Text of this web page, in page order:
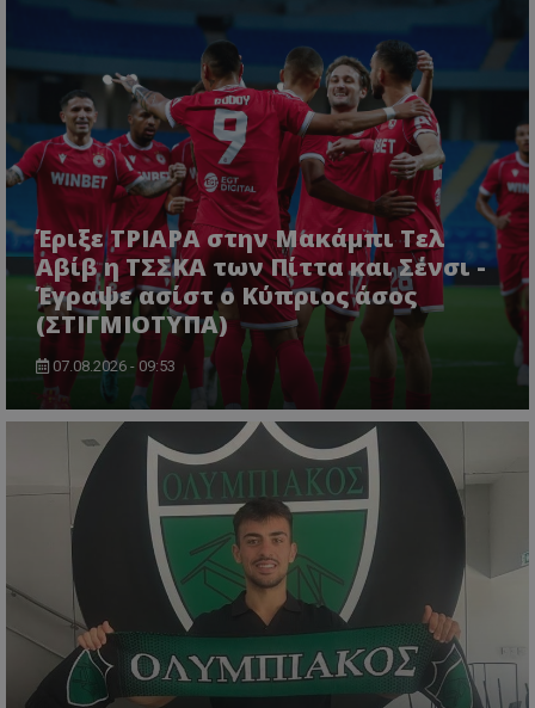
Έριξε ΤΡΙΑΡΑ στην Μακάμπι Τελ
Αβίβ η ΤΣΣΚΑ των Πίττα και Σένσι -
Έγραψε ασίστ ο Κύπριος άσος
(ΣΤΙΓΜΙΟΤΥΠΑ)
07.08.2026 - 09:53